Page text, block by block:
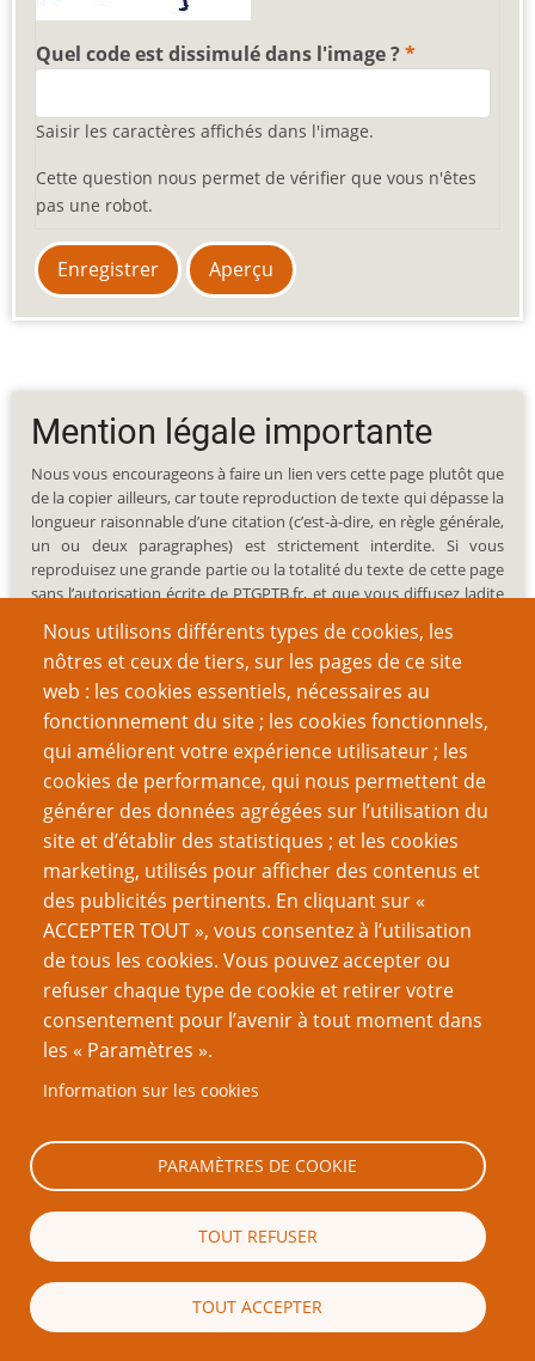
Quel code est dissimulé dans l'image ?
Saisir les caractères affichés dans l'image.
Cette question nous permet de vérifier que vous n'êtes
pas une robot.
Nous utilisons différents types de cookies, les
nôtres et ceux de tiers, sur les pages de ce site
web : les cookies essentiels, nécessaires au
fonctionnement du site ; les cookies fonctionnels,
qui améliorent votre expérience utilisateur ; les
cookies de performance, qui nous permettent de
générer des données agrégées sur l’utilisation du
site et d’établir des statistiques ; et les cookies
marketing, utilisés pour afficher des contenus et
des publicités pertinents. En cliquant sur «
ACCEPTER TOUT », vous consentez à l’utilisation
de tous les cookies. Vous pouvez accepter ou
refuser chaque type de cookie et retirer votre
consentement pour l’avenir à tout moment dans
les « Paramètres ».
Information sur les cookies
PARAMÈTRES DE COOKIE
TOUT REFUSER
TOUT ACCEPTER
Mention légale importante
Nous vous encourageons à faire un lien vers cette page plutôt que
de la copier ailleurs, car toute reproduction de texte qui dépasse la
longueur raisonnable d’une citation (c’est-à-dire, en règle générale,
un ou deux paragraphes) est strictement interdite. Si vous
reproduisez une grande partie ou la totalité du texte de cette page
sans l’autorisation écrite de PTGPTB.fr, et que vous diffusez ladite
vous reconnaissez que vous commettez délibérément une
violation des lois sur le droit d’auteur, c’est-à-dire un acte illégal
passible de poursuites judiciaires.
Recherche
à propos de l'auteur
Steve Darlington